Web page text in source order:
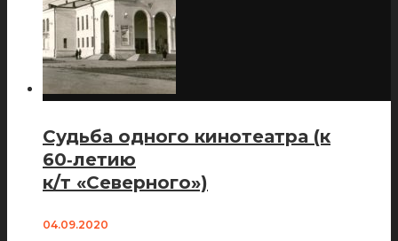
Судьба одного кинотеатра (к
60‑летию
к/т «Северного»)
04.09.2020